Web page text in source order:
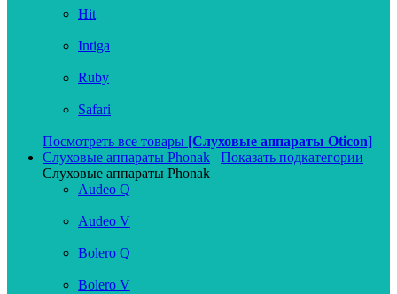
Hit
Intiga
Ruby
Safari
Посмотреть все товары [Слуховые аппараты Oticon]
Слуховые аппараты Phonak
Показать подкатегории
Слуховые аппараты Phonak
Audeo Q
Audeo V
Bolero Q
Bolero V